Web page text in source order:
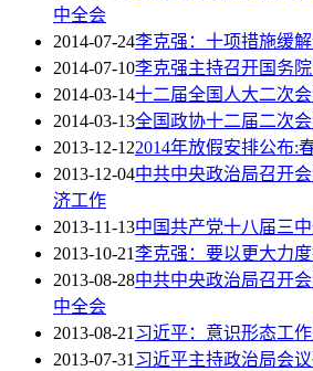
中全会
2014-07-24李克强：十项措施缓
2014-07-10李克强主持召开国务
2014-03-14十二届全国人大二次
2014-03-13全国政协十二届二次
2013-12-122014年放假安排公布:
2013-12-04中共中央政治局召开
济工作
2013-11-13中国共产党十八届三
2013-10-21李克强：要以更大力
2013-08-28中共中央政治局召开
中全会
2013-08-21习近平：意识形态工
2013-07-31习近平主持政治局会